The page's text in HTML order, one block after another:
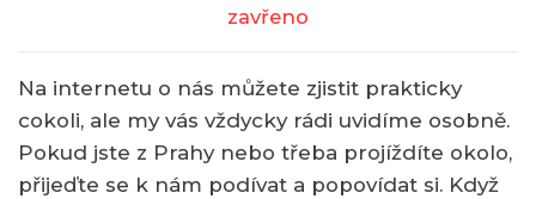
zavřeno
Na internetu o nás můžete zjistit prakticky
cokoli, ale my vás vždycky rádi uvidíme osobně.
Pokud jste z Prahy nebo třeba projíždíte okolo,
přijeďte se k nám podívat a popovídat si. Když